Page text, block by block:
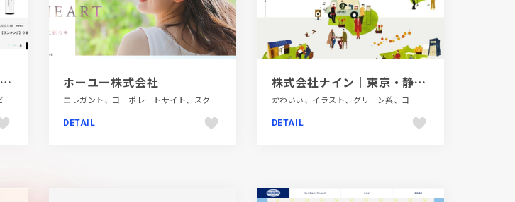
アットコスメストア（@cosme STORE）
ECサイト、シンプル、ファッション・ビューティー、フラットデザイン、ホワイト系
ホーユー株式会社
エレガント、コーポレートサイト、スクロールエフェクト、タイポグラフィー、パープル系、ファッション・ビューティー、ブルー系、ホワイト系、モーション多め、大きめ写真
DETAIL
株式会社ナイン｜東京・静岡のまちづくり&デザイン会社
かわいい、イラスト、グリーン系、コーポレートサイト、サービス紹介、シンプル、スタイリッシュ、デザイン・アート・音楽・文芸、ナチュラル、フラットデザイン、ブランド・サービスサイト、ホワイト系、ポップ、地域・団体・活動
DETAIL